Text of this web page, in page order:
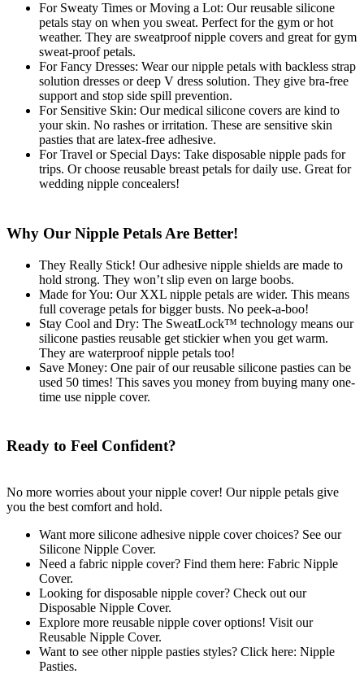
For Sweaty Times or Moving a Lot: Our reusable silicone
petals stay on when you sweat. Perfect for the gym or hot
weather. They are sweatproof nipple covers and great for gym
sweat-proof petals.
For Fancy Dresses: Wear our nipple petals with backless strap
solution dresses or deep V dress solution. They give bra-free
support and stop side spill prevention.
For Sensitive Skin: Our medical silicone covers are kind to
your skin. No rashes or irritation. These are sensitive skin
pasties that are latex-free adhesive.
For Travel or Special Days: Take disposable nipple pads for
trips. Or choose reusable breast petals for daily use. Great for
wedding nipple concealers!
Why Our Nipple Petals Are Better!
They Really Stick! Our adhesive nipple shields are made to
hold strong. They won’t slip even on large boobs.
Made for You: Our XXL nipple petals are wider. This means
full coverage petals for bigger busts. No peek-a-boo!
Stay Cool and Dry: The SweatLock™ technology means our
silicone pasties reusable get stickier when you get warm.
They are waterproof nipple petals too!
Save Money: One pair of our reusable silicone pasties can be
used 50 times! This saves you money from buying many one-
time use nipple cover.
Ready to Feel Confident?
No more worries about your nipple cover! Our nipple petals give
you the best comfort and hold.
Want more silicone adhesive nipple cover choices? See our
Silicone Nipple Cover.
Need a fabric nipple cover? Find them here: Fabric Nipple
Cover.
Looking for disposable nipple cover? Check out our
Disposable Nipple Cover.
Explore more reusable nipple cover options! Visit our
Reusable Nipple Cover.
Want to see other nipple pasties styles? Click here: Nipple
Pasties.